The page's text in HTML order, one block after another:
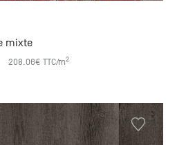
mixte
208.06€ TTC/m2